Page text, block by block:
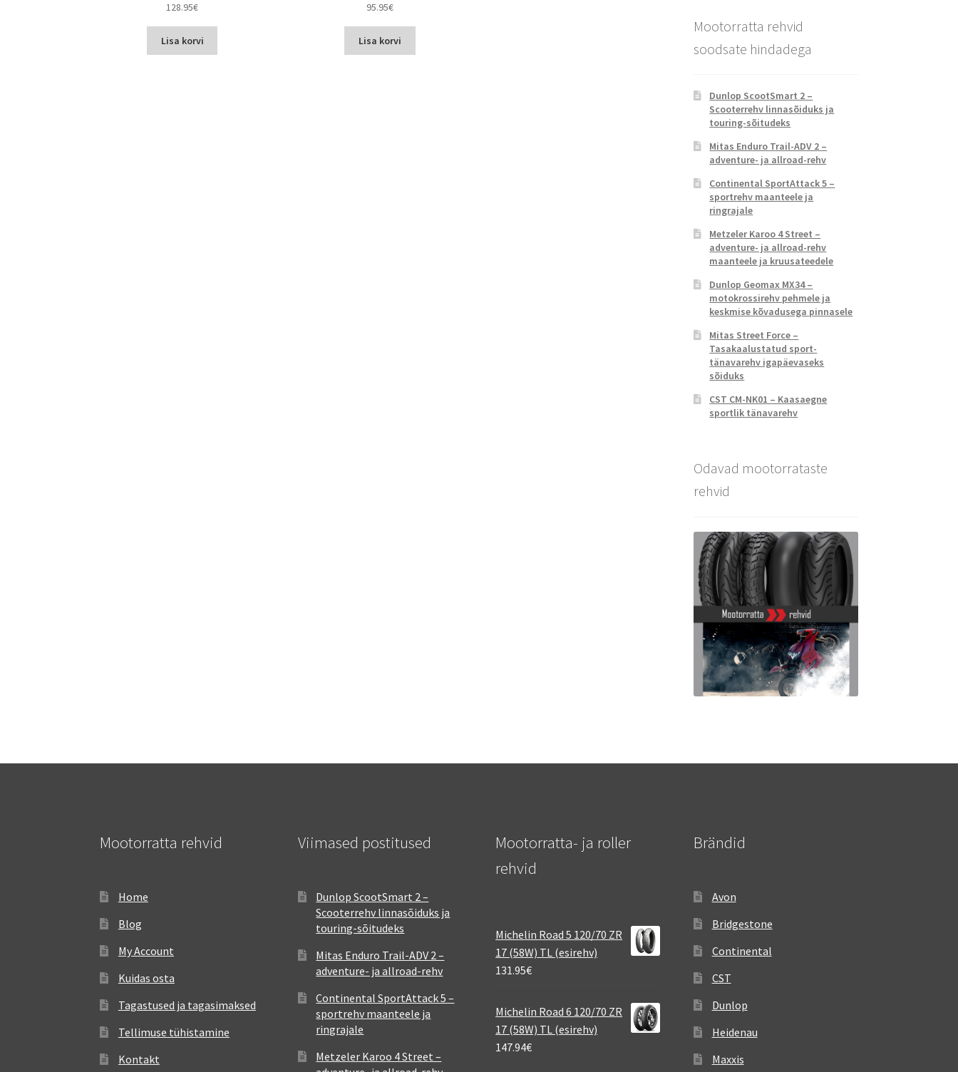
128.95€
Lisa korvi
95.95€
Lisa korvi
Mootorratta rehvid
soodsate hindadega
Dunlop ScootSmart 2 –
Scooterrehv linnasõiduks ja
touring-sõitudeks
Mitas Enduro Trail-ADV 2 –
adventure- ja allroad-rehv
Continental SportAttack 5 –
sportrehv maanteele ja
ringrajale
Metzeler Karoo 4 Street –
adventure- ja allroad-rehv
maanteele ja kruusateedele
Dunlop Geomax MX34 –
motokrossirehv pehmele ja
keskmise kõvadusega pinnasele
Mitas Street Force –
Tasakaalustatud sport-
tänavarehv igapäevaseks
sõiduks
CST CM-NK01 – Kaasaegne
sportlik tänavarehv
Odavad mootorrataste
rehvid
Mootorratta rehvid
Home
Blog
My Account
Kuidas osta
Tagastused ja tagasimaksed
Tellimuse tühistamine
Kontakt
Viimased postitused
Dunlop ScootSmart 2 –
Scooterrehv linnasõiduks ja
touring-sõitudeks
Mitas Enduro Trail-ADV 2 –
adventure- ja allroad-rehv
Continental SportAttack 5 –
sportrehv maanteele ja
ringrajale
Metzeler Karoo 4 Street –
Mootorratta- ja roller
rehvid
Michelin Road 5 120/70 ZR
17 (58W) TL (esirehv)
131.95€
Michelin Road 6 120/70 ZR
17 (58W) TL (esirehv)
147.94€
Brändid
Avon
Bridgestone
Continental
CST
Dunlop
Heidenau
Maxxis